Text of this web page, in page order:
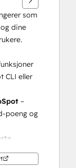
som
dine
CLI eller
–
poeng og
aldri